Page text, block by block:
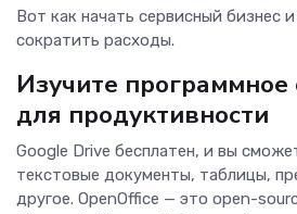
Вот как начать сервисный бизнес
сократить расходы.
Изучите программное
для продуктивности
Google Drive бесплатен, и вы
текстовые документы, таблицы,
другое. OpenOffice — это open-